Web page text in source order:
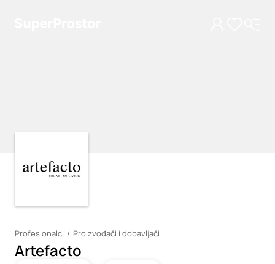
Profesionalci Proizvođači i dobavljači
Artefacto